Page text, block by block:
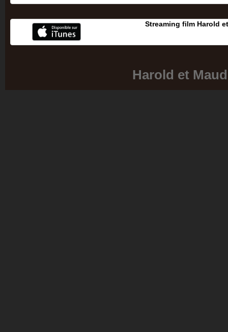
Streaming film Harold
Harold et